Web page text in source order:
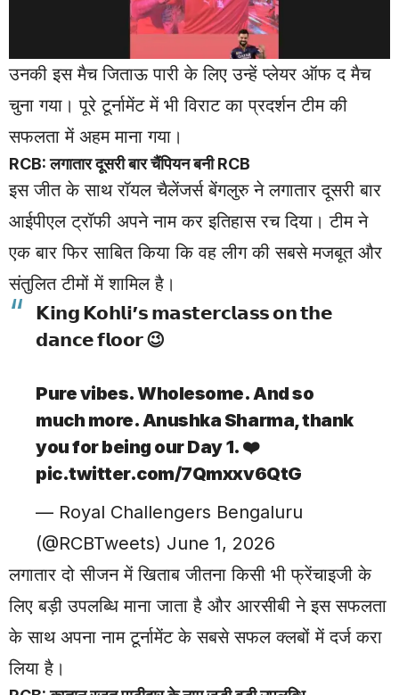
उनकी इस मैच जिताऊ पारी के लिए उन्हें प्लेयर ऑफ द मैच
चुना गया। पूरे टूर्नामेंट में भी विराट का प्रदर्शन टीम की
सफलता में अहम माना गया।
RCB: लगातार दूसरी बार चैंपियन बनी RCB
इस जीत के साथ रॉयल चैलेंजर्स बेंगलुरु ने लगातार दूसरी बार
आईपीएल ट्रॉफी अपने नाम कर इतिहास रच दिया। टीम ने
एक बार फिर साबित किया कि वह लीग की सबसे मजबूत और
संतुलित टीमों में शामिल है।
𝗞𝗶𝗻𝗴 𝗞𝗼𝗵𝗹𝗶’𝘀 𝗺𝗮𝘀𝘁𝗲𝗿𝗰𝗹𝗮𝘀𝘀 𝗼𝗻 𝘁𝗵𝗲
𝗱𝗮𝗻𝗰𝗲 𝗳𝗹𝗼𝗼𝗿 😉
Pure vibes. Wholesome. And so
much more. Anushka Sharma, thank
you for being our Day 1. ❤️
pic.twitter.com/7Qmxxv6QtG
— Royal Challengers Bengaluru
(@RCBTweets) June 1, 2026
लगातार दो सीजन में खिताब जीतना किसी भी फ्रेंचाइजी के
लिए बड़ी उपलब्धि माना जाता है और आरसीबी ने इस सफलता
के साथ अपना नाम टूर्नामेंट के सबसे सफल क्लबों में दर्ज करा
लिया है।